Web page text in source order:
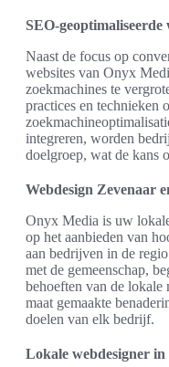
SEO-
Naast de focus op
websites van Onyx
zoekmachines te
practices en technieken
integreren, worden
doelgroep, wat de kans
Webdesign Zevenaar
Onyx Media is uw
op het aanbieden van
aan bedrijven in de
met de gemeenschap,
behoeften van de lokale
maat gemaakte
doelen van elk bedrijf.
Lokale webdesigner in